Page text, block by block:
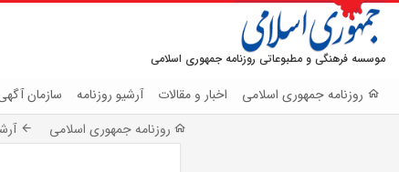
موسسه فرهنگی و مطبوعاتی روزنامه جمهوری اسلامی
روزنامه جمهوری اسلامی اخبار و مقالات آرشیو روزنامه سازمان
روزنامه جمهوری اسلامی